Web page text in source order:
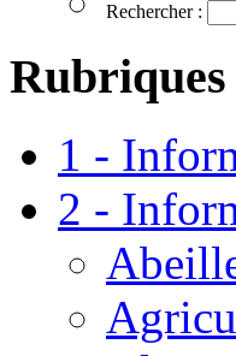
Rechercher :
Rubriques
1 -
2 -